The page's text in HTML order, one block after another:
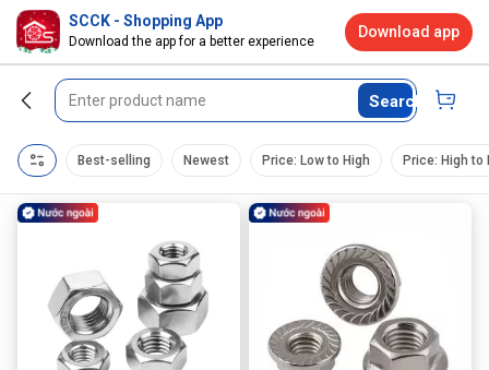
Search
Best-selling Newest Price: Low to High Price: High to
SCCK - Shopping App
Download the app for a better experience
Download app